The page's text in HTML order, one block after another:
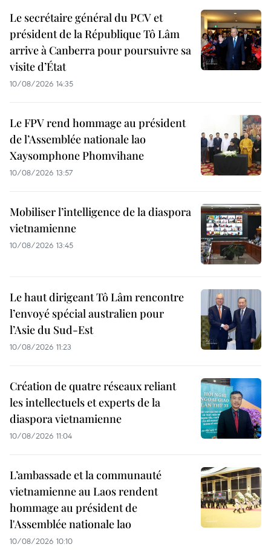
Le secrétaire général du PCV et
président de la République Tô Lâm
arrive à Canberra pour poursuivre sa
visite d’État
10/08/2026 14:35
Le FPV rend hommage au président
de l’Assemblée nationale lao
Xaysomphone Phomvihane
10/08/2026 13:57
Mobiliser l’intelligence de la diaspora
vietnamienne
10/08/2026 13:45
Le haut dirigeant Tô Lâm rencontre
l’envoyé spécial australien pour
l’Asie du Sud-Est
10/08/2026 11:23
Création de quatre réseaux reliant
les intellectuels et experts de la
diaspora vietnamienne
10/08/2026 11:04
L’ambassade et la communauté
vietnamienne au Laos rendent
hommage au président de
l'Assemblée nationale lao
10/08/2026 10:10